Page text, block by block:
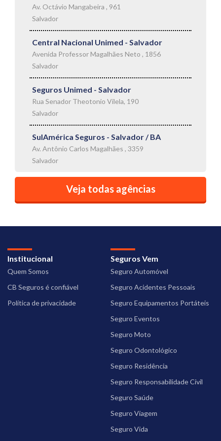
Av. Octávio Mangabeira , 961
Salvador
Central Nacional Unimed - Salvador
Avenida Professor Magalhães Neto , 1856
Salvador
Seguros Unimed - Salvador
Rua Senador Theotonio Vilela, 190
Salvador
SulAmérica Seguros - Salvador / BA
Av. Antônio Carlos Magalhães , 3359
Salvador
Veja todas agências
Institucional
Quem Somos
CB Seguros é confiável
Política de privacidade
Seguros Vem
Seguro Automóvel
Seguro Acidentes Pessoais
Seguro Equipamentos Portáteis
Seguro Eventos
Seguro Moto
Seguro Odontológico
Seguro Residência
Seguro Responsabilidade Civil
Seguro Saúde
Seguro Viagem
Seguro Vida